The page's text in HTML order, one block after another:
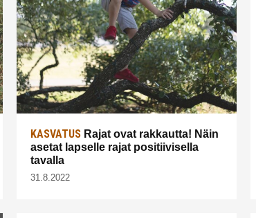
KASVATUS Rajat ovat rakkautta! Näin
asetat lapselle rajat positiivisella
tavalla
31.8.2022